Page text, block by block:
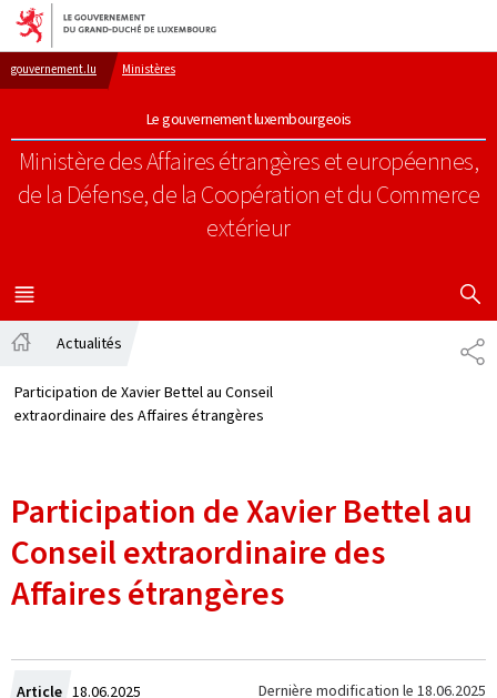
Aller au menu principal
Aller au contenu
gouvernement.lu Ministères
Le gouvernement luxembourgeois
Ministère des Affaires étrangères et européennes,
de la Défense, de la Coopération et du Commerce
extérieur
MENU
PRINCIPAL
Actualités
Participation de Xavier Bettel au Conseil
extraordinaire des Affaires étrangères
Participation de Xavier Bettel au
Conseil extraordinaire des
Affaires étrangères
Article Crée
18.06.2025 Dernière modification le 18.06.2025